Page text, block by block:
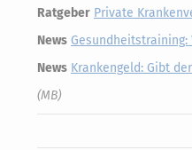
Ratgeber Private
News
News Krankengeld: Gibt
(MB)